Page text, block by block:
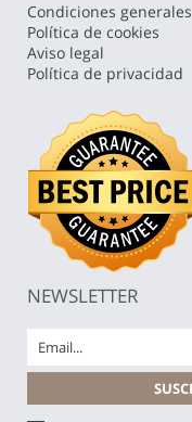
Condiciones generales
Política de cookies
Aviso legal
Política de privacidad
NEWSLETTER